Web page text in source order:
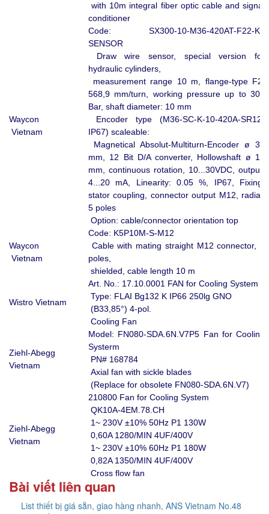
with 10m integral fiber optic cable and signal
conditioner
Waycon
Vietnam
Code: SX300-10-M36-420AT-F22-K1
SENSOR
Draw wire sensor, special version for
hydraulic cylinders,
measurement range 10 m, flange-type F2,
568,9 mm/turn, working pressure up to 300
Bar, shaft diameter: 10 mm
Encoder type (M36-SC-K-10-420A-SR12-
IP67) scaleable:
Magnetical Absolut-Multiturn-Encoder ø 36
mm, 12 Bit D/A converter, Hollowshaft ø 10
mm, continuous rotation, 10...30VDC, output:
4...20 mA, Linearity: 0.05 %, IP67, Fixing:
stator coupling, connector output M12, radial,
5 poles
Option: cable/connector orientation top
Waycon
Vietnam
Code: K5P10M-S-M12
Cable with mating straight M12 connector, 5
poles,
shielded, cable length 10 m
Wistro Vietnam
Art. No.: 17.10.0001 FAN for Cooling System
Type: FLAI Bg132 K IP66 250lg GNO
(B33,85°) 4-pol.
Cooling Fan
Ziehl-Abegg
Vietnam
Model: FN080-SDA.6N.V7P5 Fan for Cooling
Systerm
PN# 168784
Axial fan with sickle blades
(Replace for obsolete FN080-SDA.6N.V7)
Ziehl-Abegg
Vietnam
210800 Fan for Cooling System
QK10A-4EM.78.CH
1~ 230V ±10% 50Hz P1 130W
0,60A 1280/MIN 4UF/400V
1~ 230V ±10% 60Hz P1 180W
0,82A 1350/MIN 4UF/400V
Cross flow fan
Bài viết liên quan
List thiết bị giá sẵn, giao hàng nhanh, ANS Vietnam No.48